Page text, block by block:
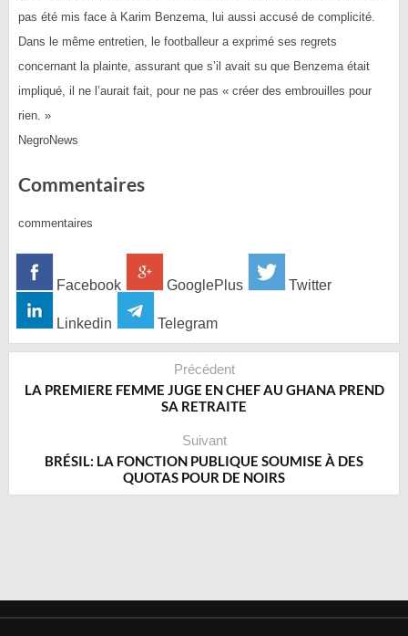
pas été mis face à Karim Benzema, lui aussi accusé de complicité.
Dans le même entretien, le footballeur a exprimé ses regrets
concernant la plainte, assurant que s’il avait su que Benzema était
impliqué, il ne l’aurait fait, pour ne pas « créer des embrouilles pour
rien. »
NegroNews
Commentaires
commentaires
Facebook GooglePlus Twitter
Linkedin Telegram
Précédent
LA PREMIERE FEMME JUGE EN CHEF AU GHANA PREND
SA RETRAITE
Suivant
BRÉSIL: LA FONCTION PUBLIQUE SOUMISE À DES
QUOTAS POUR DE NOIRS